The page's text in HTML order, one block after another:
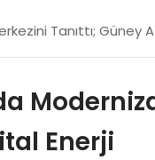
Tanıttı; Güney
Enerji